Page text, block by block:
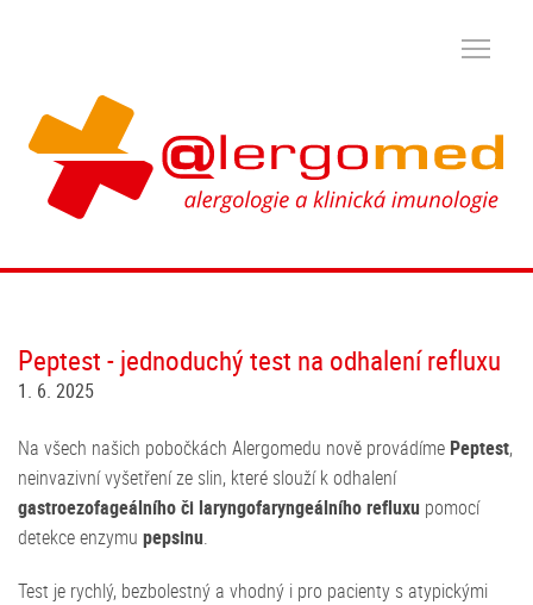
Peptest - jednoduchý test na odhalení refluxu
1. 6. 2025
Na všech našich pobočkách Alergomedu nově provádíme Peptest,
neinvazivní vyšetření ze slin, které slouží k odhalení
gastroezofageálního či laryngofaryngeálního refluxu pomocí
detekce enzymu pepsinu.
Test je rychlý, bezbolestný a vhodný i pro pacienty s atypickými